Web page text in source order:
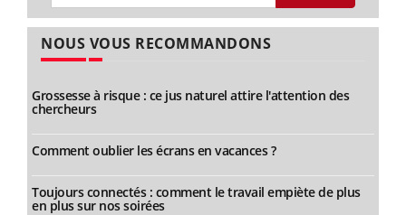
NOUS VOUS RECOMMANDONS
Grossesse à risque : ce jus naturel attire l'attention des
chercheurs
Comment oublier les écrans en vacances ?
Toujours connectés : comment le travail empiète de plus
en plus sur nos soirées